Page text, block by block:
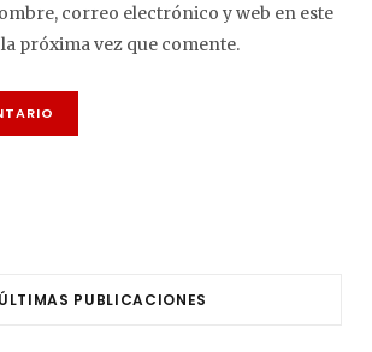
correo electrónico y web en este
próxima vez que comente.
ÚLTIMAS PUBLICACIONES